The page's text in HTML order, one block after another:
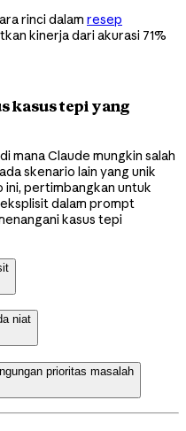
rinci dalam resep
kinerja dari akurasi 71%
kasus tepi yang
mana Claude mungkin salah
skenario lain yang unik
ini, pertimbangkan untuk
dalam prompt
kasus tepi
niat
prioritas masalah